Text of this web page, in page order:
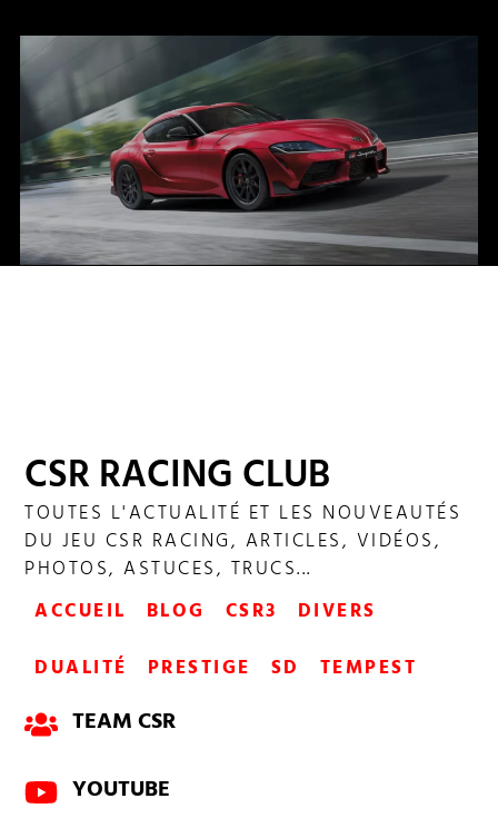
CSR RACING CLUB
TOUTES L'ACTUALITÉ ET LES NOUVEAUTÉS
DU JEU CSR RACING, ARTICLES, VIDÉOS,
PHOTOS, ASTUCES, TRUCS...
ACCUEIL
BLOG CSR3
DIVERS
DUALITÉ
PRESTIGE SD TEMPEST
TEAM CSR
YOUTUBE